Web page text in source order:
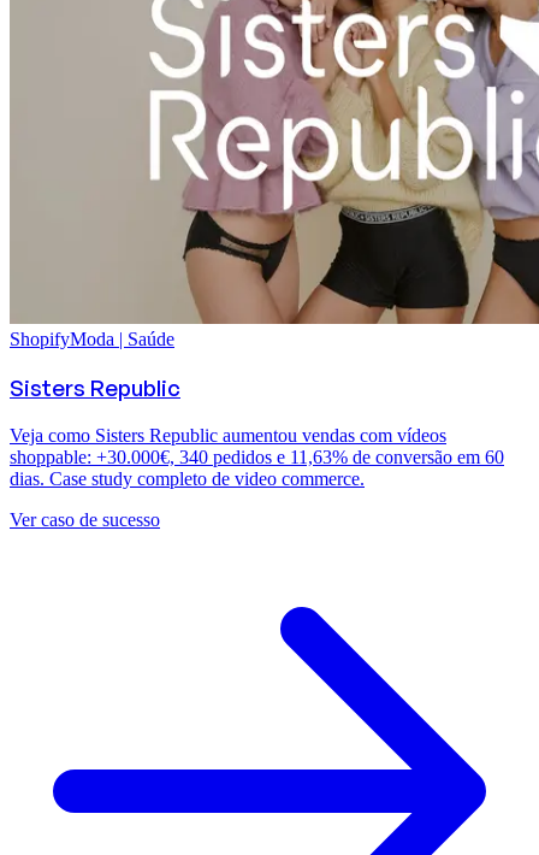
ShopifyModa | Saúde
Sisters Republic
Veja como Sisters Republic aumentou vendas com vídeos
shoppable: +30.000€, 340 pedidos e 11,63% de conversão em 60
dias. Case study completo de video commerce.
Ver caso de sucesso